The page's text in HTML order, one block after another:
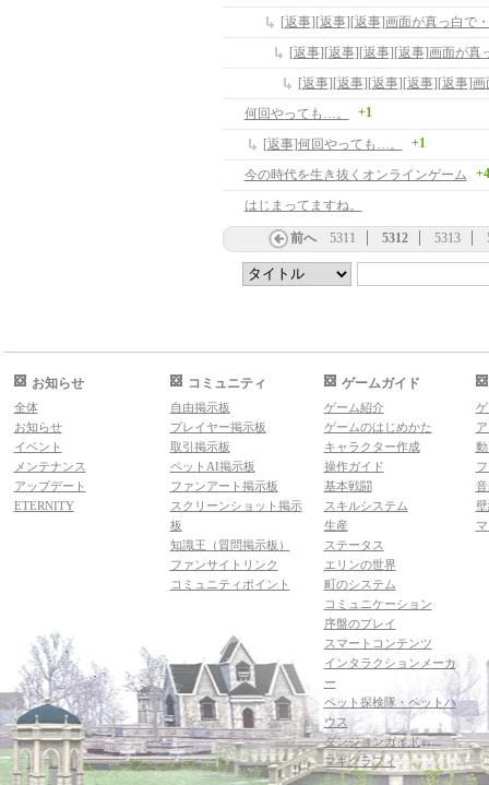
[返事][返事][返事]画面が真っ白で
[返事][返事][返事][返事]画面が真
[返事][返事][返事][返事][返事]画
何回やっても…。
+1
[返事]何回やっても…。 +1
今の時代を生き抜くオンラインゲーム +4
はじまってますね。
前へ 5311 5312 5313
お知らせ
全体
お知らせ
イベント
メンテナンス
アップデート
ETERNITY
コミュニティ
自由掲示板
プレイヤー掲示板
取引掲示板
ペットAI掲示板
ファンアート掲示板
スクリーンショット掲示
板
知識王（質問掲示板）
ファンサイトリンク
コミュニティポイント
ゲームガイド
ゲーム紹介
ゲームのはじめかた
キャラクター作成
操作ガイド
基本戦闘
スキルシステム
生産
ステータス
エリンの世界
町のシステム
コミュニケーション
序盤のプレイ
スマートコンテンツ
インタラクションメーカ
ー
ペット探検隊・ペットハ
ウス
ダンジョンガイド
マギグラフィ